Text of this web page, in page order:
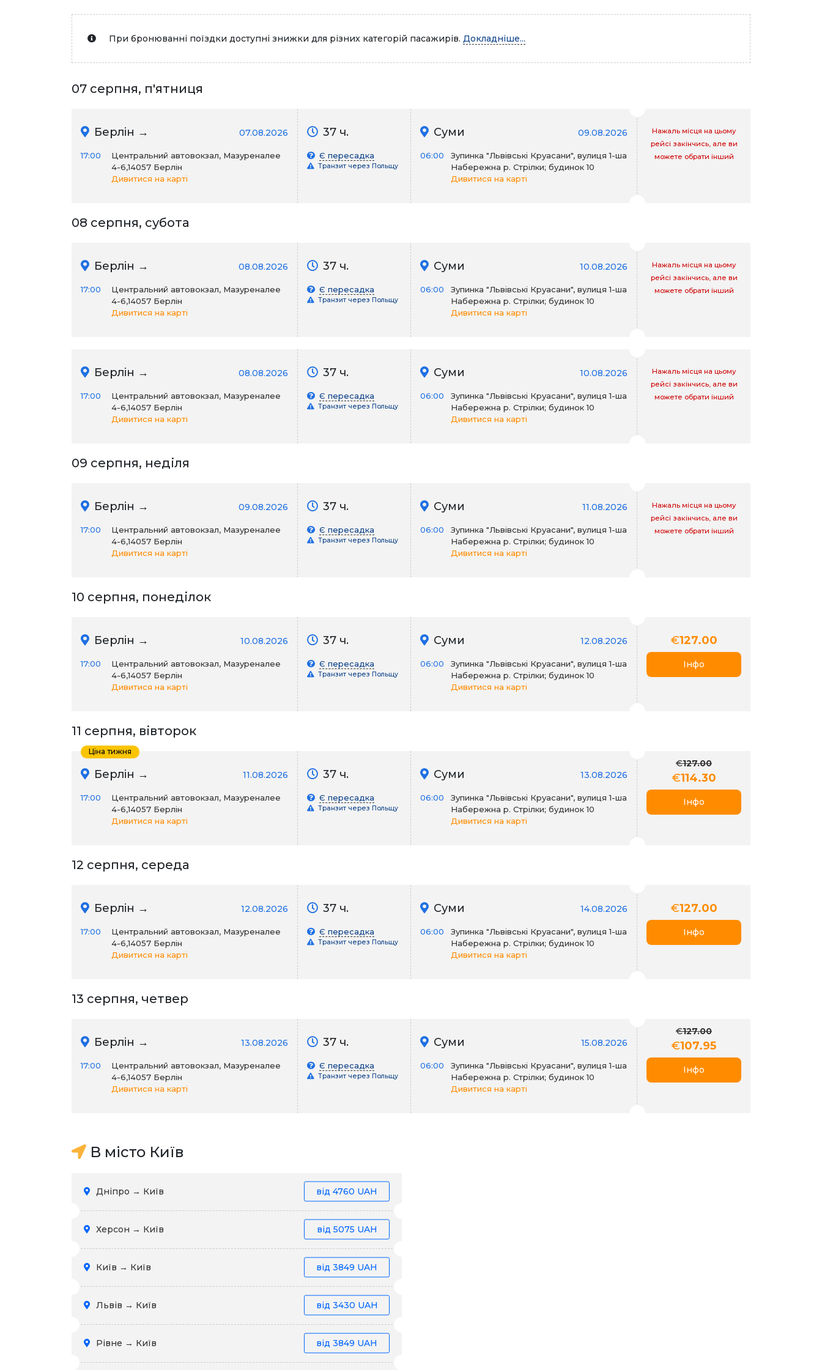
При бронюванні поїздки доступні знижки для різних категорій пасажирів. Докладніше...
07 серпня, п'ятниця
Берлін → 07.08.2026
17:00
Центральний автовокзал, Мазуреналее
4-6,14057 Берлін
Дивитися на карті
37 ч.
Є пересадка
Транзит через Польщу
Суми 09.08.2026
06:00
Зупинка "Львівські Круасани", вулиця 1-ша
Набережна р. Стрілки; будинок 10
Дивитися на карті
Нажаль місця на цьому
рейсі закінчись, але ви
можете обрати інший
08 серпня, субота
Берлін → 08.08.2026
17:00
Центральний автовокзал, Мазуреналее
4-6,14057 Берлін
Дивитися на карті
37 ч.
Є пересадка
Транзит через Польщу
Суми 10.08.2026
06:00
Зупинка "Львівські Круасани", вулиця 1-ша
Набережна р. Стрілки; будинок 10
Дивитися на карті
Нажаль місця на цьому
рейсі закінчись, але ви
можете обрати інший
Берлін → 08.08.2026
17:00
Центральний автовокзал, Мазуреналее
4-6,14057 Берлін
Дивитися на карті
37 ч.
Є пересадка
Транзит через Польщу
Суми 10.08.2026
06:00
Зупинка "Львівські Круасани", вулиця 1-ша
Набережна р. Стрілки; будинок 10
Дивитися на карті
Нажаль місця на цьому
рейсі закінчись, але ви
можете обрати інший
09 серпня, неділя
Берлін → 09.08.2026
17:00
Центральний автовокзал, Мазуреналее
4-6,14057 Берлін
Дивитися на карті
37 ч.
Є пересадка
Транзит через Польщу
Суми 11.08.2026
06:00
Зупинка "Львівські Круасани", вулиця 1-ша
Набережна р. Стрілки; будинок 10
Дивитися на карті
Нажаль місця на цьому
рейсі закінчись, але ви
можете обрати інший
10 серпня, понеділок
Берлін → 10.08.2026
17:00
Центральний автовокзал, Мазуреналее
4-6,14057 Берлін
Дивитися на карті
37 ч.
Є пересадка
Транзит через Польщу
Суми 12.08.2026
06:00
Зупинка "Львівські Круасани", вулиця 1-ша
Набережна р. Стрілки; будинок 10
Дивитися на карті
€127.00
Інфо
11 серпня, вівторок
Берлін → 11.08.2026
17:00
Центральний автовокзал, Мазуреналее
4-6,14057 Берлін
Дивитися на карті
37 ч.
Є пересадка
Транзит через Польщу
Суми 13.08.2026
06:00
Зупинка "Львівські Круасани", вулиця 1-ша
Набережна р. Стрілки; будинок 10
Дивитися на карті
€127.00
€114.30
Інфо
Ціна тижня
12 серпня, середа
Берлін → 12.08.2026
17:00
Центральний автовокзал, Мазуреналее
4-6,14057 Берлін
Дивитися на карті
37 ч.
Є пересадка
Транзит через Польщу
Суми 14.08.2026
06:00
Зупинка "Львівські Круасани", вулиця 1-ша
Набережна р. Стрілки; будинок 10
Дивитися на карті
€127.00
Інфо
13 серпня, четвер
Берлін → 13.08.2026
17:00
Центральний автовокзал, Мазуреналее
4-6,14057 Берлін
Дивитися на карті
37 ч.
Є пересадка
Транзит через Польщу
Суми 15.08.2026
06:00
Зупинка "Львівські Круасани", вулиця 1-ша
Набережна р. Стрілки; будинок 10
Дивитися на карті
€127.00
€107.95
Інфо
В місто Київ
Дніпро → Київ від 4760 UAH
Херсон → Київ від 5075 UAH
Київ → Київ від 3849 UAH
Львів → Київ від 3430 UAH
Рівне → Київ від 3849 UAH